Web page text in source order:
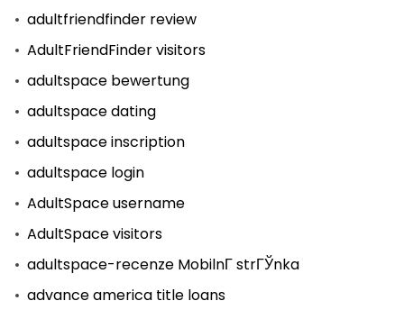
adultfriendfinder review
AdultFriendFinder visitors
adultspace bewertung
adultspace dating
adultspace inscription
adultspace login
AdultSpace username
AdultSpace visitors
adultspace-recenze MobilnГ­ strГЎnka
advance america title loans